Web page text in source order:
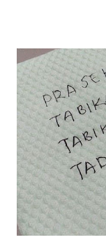
balik keja aku ajak
sikit...dalam
kami memang
dalam... dan
bahagi lah siapa
dukung adik hadi
ngah dengan abg
kalau ikut anak-
ba...